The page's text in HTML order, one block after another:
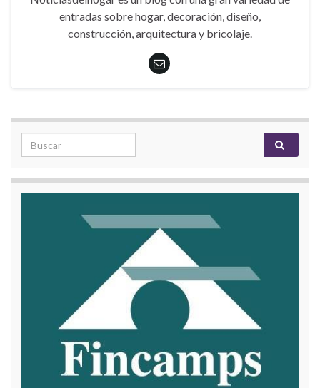
entradas sobre hogar, decoración, diseño,
construcción, arquitectura y bricolaje.
Search for: